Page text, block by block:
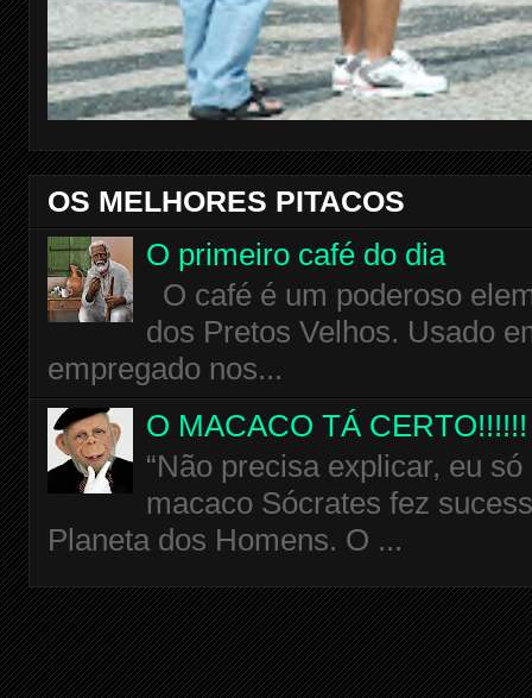
OS MELHORES PITACOS
O primeiro café do dia
O café é um poderoso
dos Pretos Velhos. Usado
empregado nos...
O MACACO TÁ CERTO!!!!!!
“Não precisa explicar, eu
macaco Sócrates fez
Planeta dos Homens. O ...